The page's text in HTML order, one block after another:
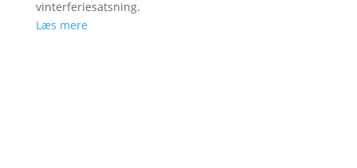
vinterferiesatsning.
Læs mere